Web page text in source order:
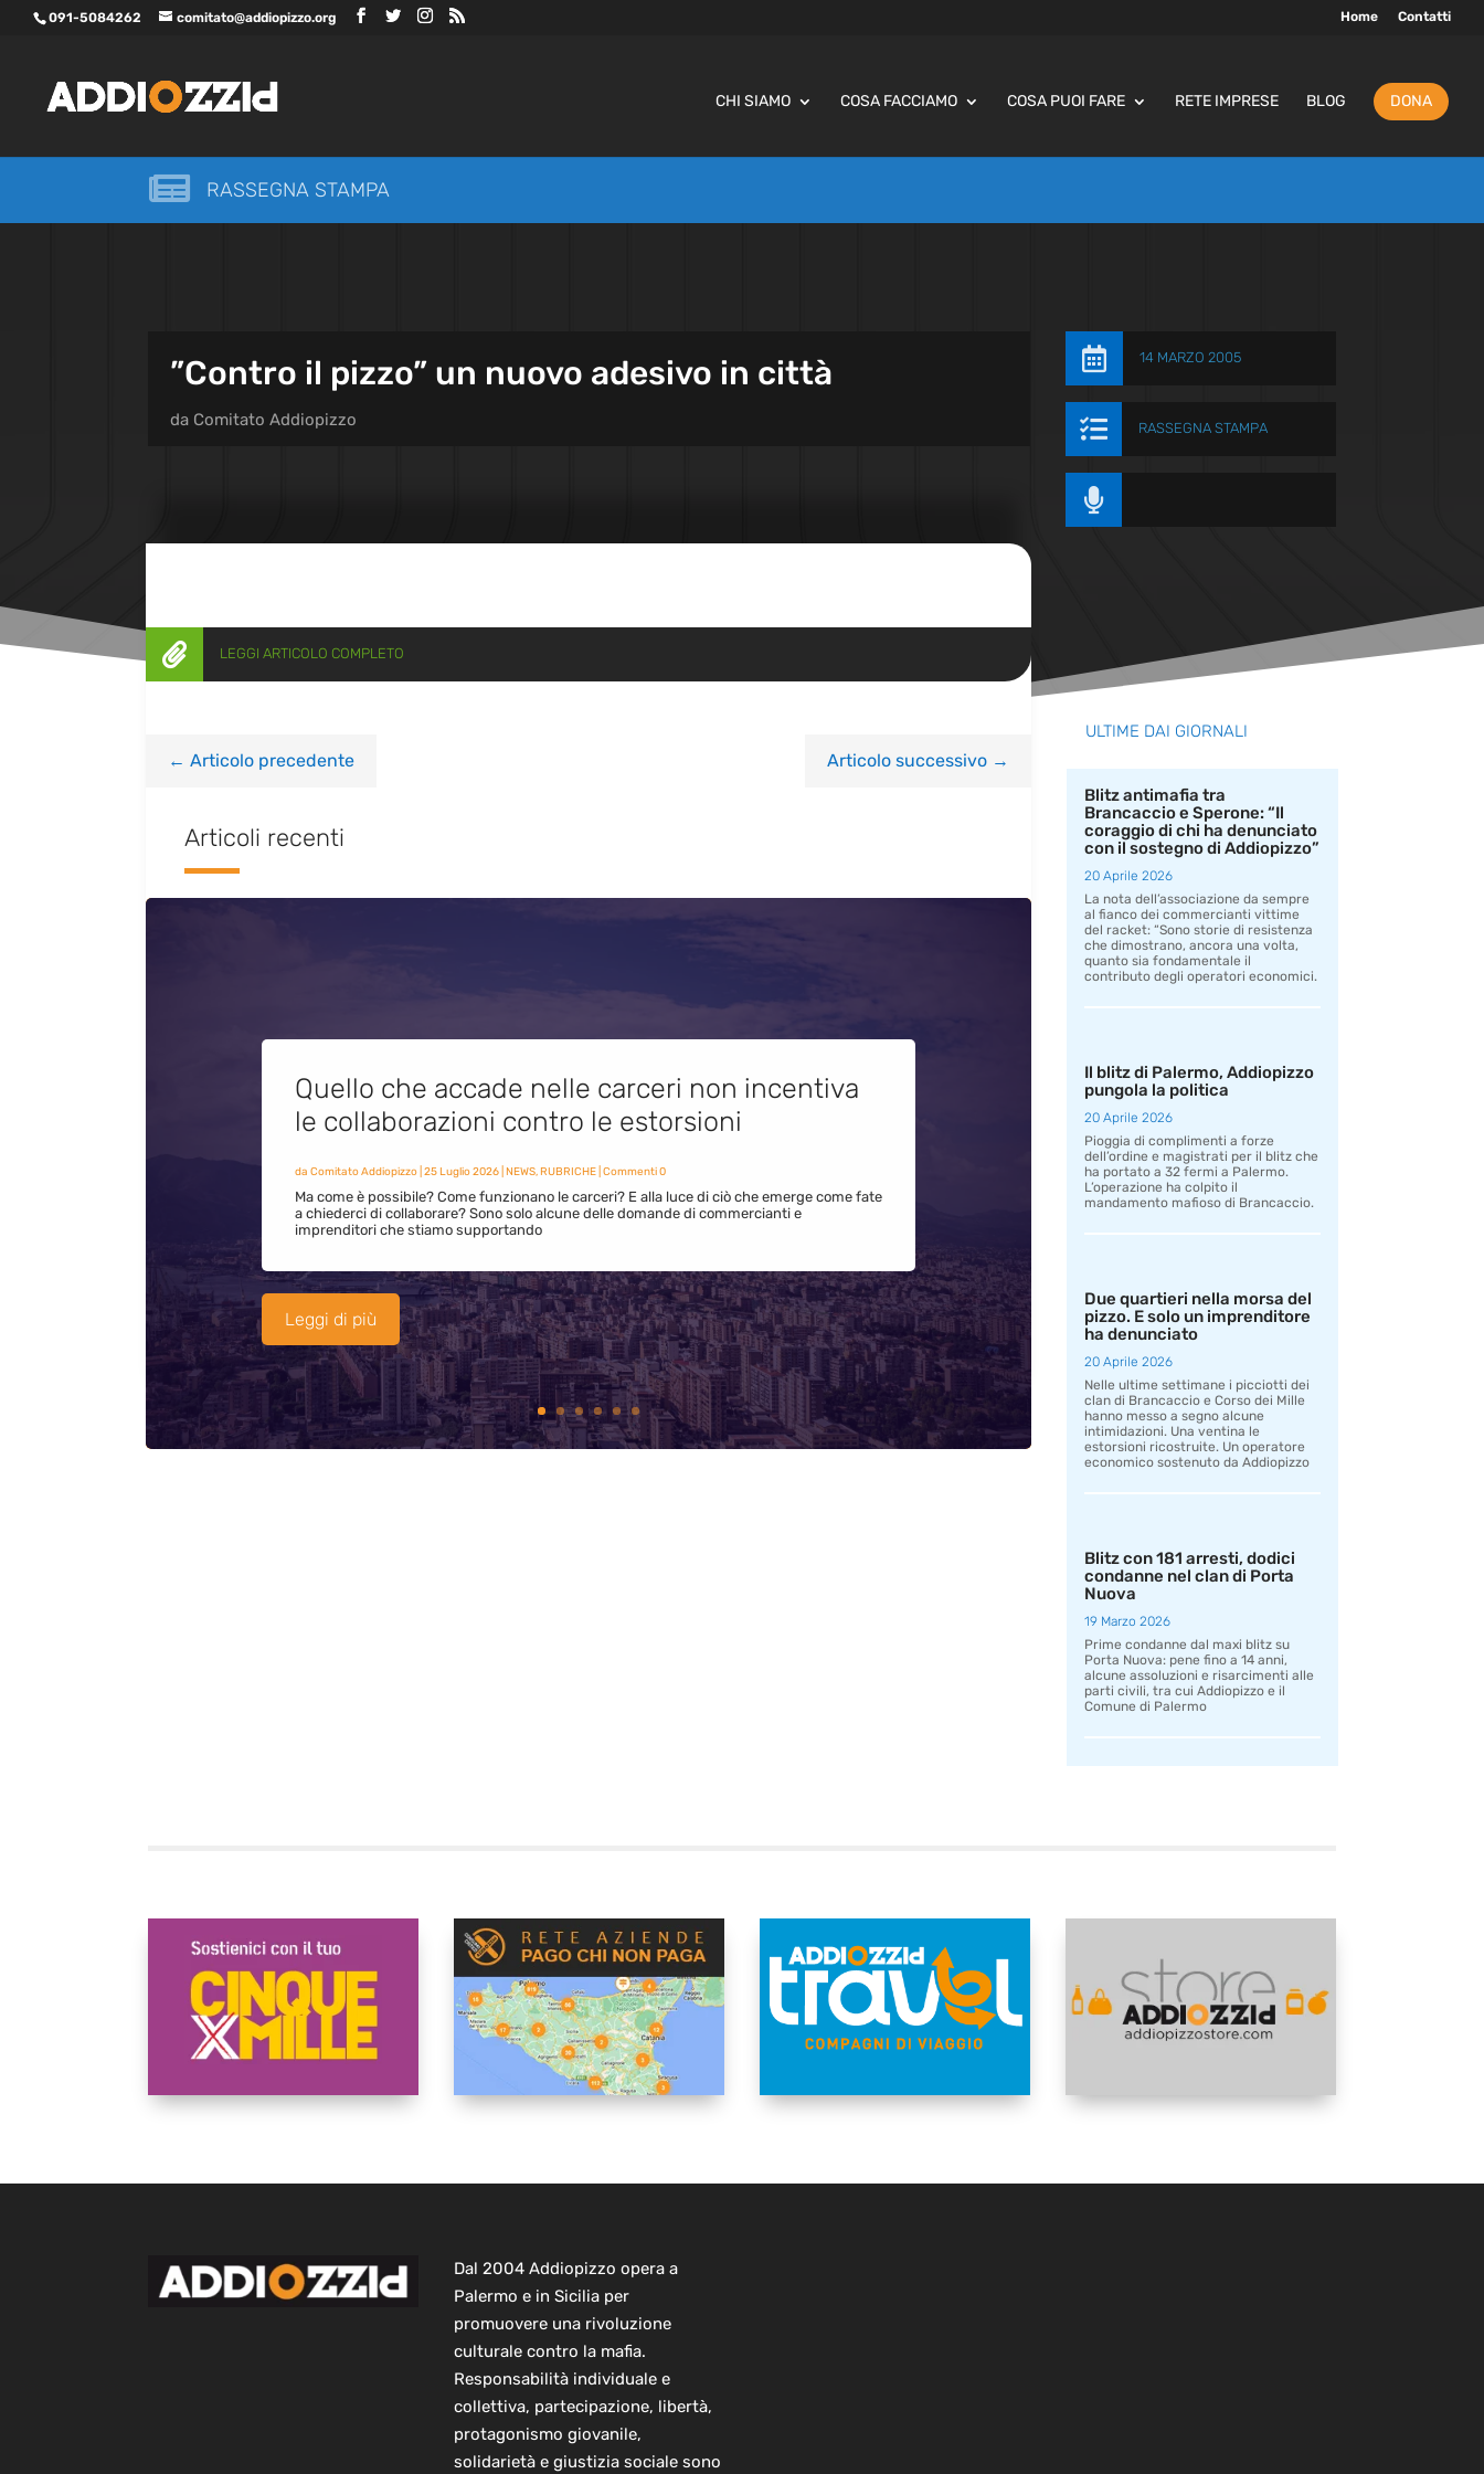
091-5084262 comitato@addiopizzo.org Home Contatti
CHI SIAMO COSA FACCIAMO COSA PUOI FARE RETE IMPRESE BLOG DONA
 RASSEGNA STAMPA
”Contro il pizzo” un nuovo adesivo in città
da Comitato Addiopizzo
 14 MARZO 2005
 RASSEGNA STAMPA

 LEGGI ARTICOLO COMPLETO
← Articolo precedente Articolo successivo→
Articoli recenti
Quello che accade nelle carceri non incentiva
le collaborazioni contro le estorsioni
da Comitato Addiopizzo| 25 Luglio 2026| NEWS,RUBRICHE| Commenti 0
Ma come è possibile? Come funzionano le carceri? E alla luce di ciò che emerge come fate
a chiederci di collaborare? Sono solo alcune delle domande di commercianti e
imprenditori che stiamo supportando
Leggi di più
ULTIME DAI GIORNALI
Blitz antimafia tra
Brancaccio e Sperone: “Il
coraggio di chi ha denunciato
con il sostegno di Addiopizzo”
20 Aprile 2026
La nota dell’associazione da sempre
al fianco dei commercianti vittime
del racket: “Sono storie di resistenza
che dimostrano, ancora una volta,
quanto sia fondamentale il
contributo degli operatori economici.
Il blitz di Palermo, Addiopizzo
pungola la politica
20 Aprile 2026
Pioggia di complimenti a forze
dell’ordine e magistrati per il blitz che
ha portato a 32 fermi a Palermo.
L’operazione ha colpito il
mandamento mafioso di Brancaccio.
Due quartieri nella morsa del
pizzo. E solo un imprenditore
ha denunciato
20 Aprile 2026
Nelle ultime settimane i picciotti dei
clan di Brancaccio e Corso dei Mille
hanno messo a segno alcune
intimidazioni. Una ventina le
estorsioni ricostruite. Un operatore
economico sostenuto da Addiopizzo
Blitz con 181 arresti, dodici
condanne nel clan di Porta
Nuova
19 Marzo 2026
Prime condanne dal maxi blitz su
Porta Nuova: pene fino a 14 anni,
alcune assoluzioni e risarcimenti alle
parti civili, tra cui Addiopizzo e il
Comune di Palermo
Dal 2004 Addiopizzo opera a
Palermo e in Sicilia per
promuovere una rivoluzione
culturale contro la mafia.
Responsabilità individuale e
collettiva, partecipazione, libertà,
protagonismo giovanile,
solidarietà e giustizia sociale sono